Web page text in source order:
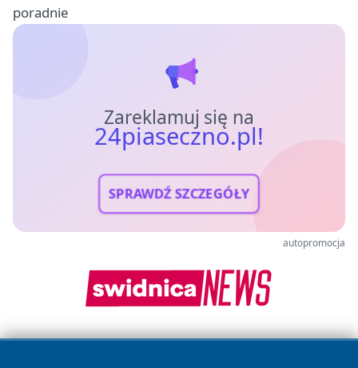
poradnie
Zareklamuj się na
24piaseczno.pl!
SPRAWDŹ SZCZEGÓŁY
autopromocja